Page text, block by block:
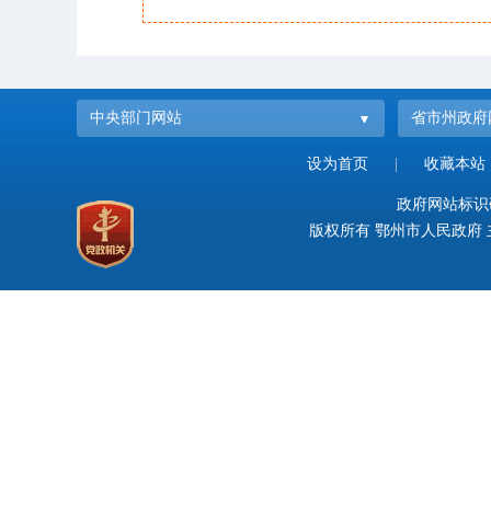
中央部门网站 省市州政府
设为首页 收藏本站
政府网站标
版权所有 鄂州市人民政府